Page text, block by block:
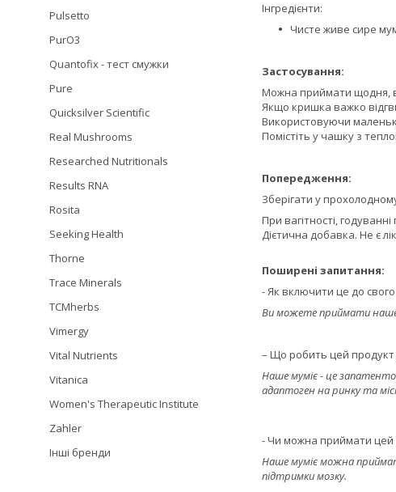
Інгредієнти:
Чисте живе сире
Застосування:
Можна приймати щодня,
Якщо кришка важко
Використовуючи
Помістіть у чашку з
Попередження:
Зберігати у
При вагітності,
Дієтична добавка. Не є
Поширені запитання:
- Як включити це до
Ви можете приймати наше
– Що робить цей продукт
Наше муміє - це
адаптоген на ринку та
- Чи можна приймати цей
Наше муміє можна
підтримки мозку.
Pulsetto
PurO3
Quantofix - тест смужки
Pure
Quicksilver Scientific
Real Mushrooms
Researched Nutritionals
Results RNA
Rosita
Seeking Health
Thorne
Trace Minerals
TCMherbs
Vimergy
Vital Nutrients
Vitanica
Women's Therapeutic Institute
Zahler
Інші бренди